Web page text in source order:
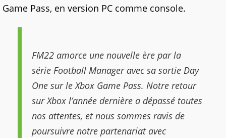
Game Pass, en version PC comme console.
FM22 amorce une nouvelle ère par la
série Football Manager avec sa sortie Day
One sur le Xbox Game Pass. Notre retour
sur Xbox l’année dernière a dépassé toutes
nos attentes, et nous sommes ravis de
poursuivre notre partenariat avec